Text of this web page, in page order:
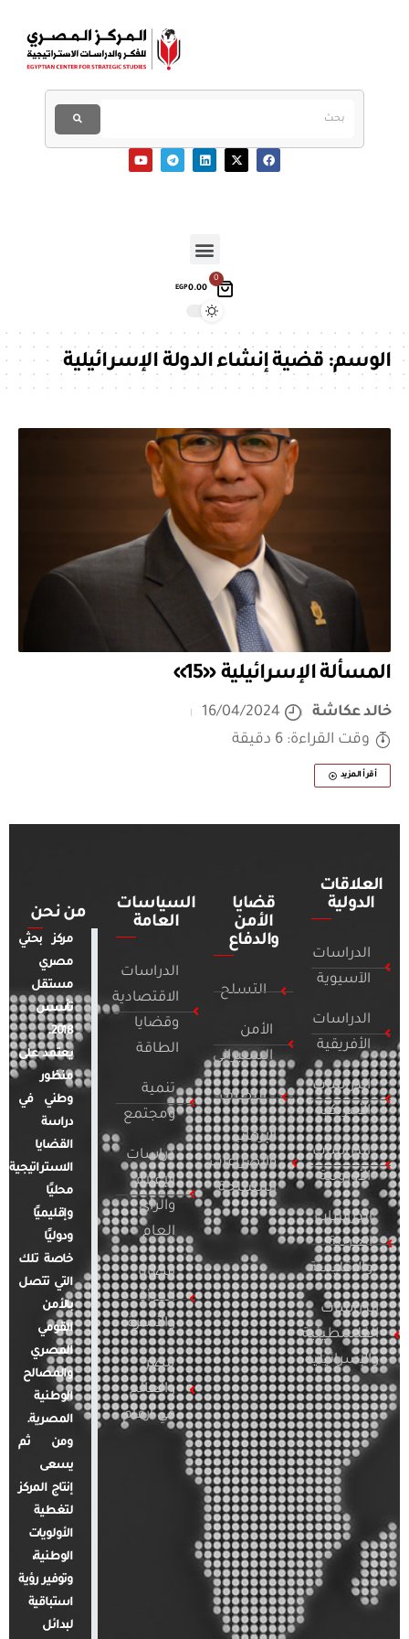
0
EGP0.00
الوسم:قضية إنشاء الدولة الإسرائيلية
المسألة الإسرائيلية «15»
خالد عكاشة
16/04/2024
وقت القراءة: 6 دقيقة
أقرأ المزيد
العلاقات
الدولية
الدراسات
الآسيوية
الدراسات
الأفريقية
الدراسات
الأمريكية
الدراسات
الأوروبية
الدراسات
العربية
والإقليمية
الدراسات
الفلسطينية
والإسرائيلية
قضايا
الأمن
والدفاع
التسلح
الأمن
السيبراني
التطرف
الإرهاب
والصراعات
المسلحة
السياسات
العامة
الدراسات
الاقتصادية
وقضايا
الطاقة
تنمية
ومجتمع
دراسات
الإعلام
والرأي
العام
قضايا
المرأة
والأسرة
مصر
والعالم
في أرقام
من نحن
مركز بحثي
مصري
مستقل
تأسس
2018.
يعتمد على
منظور
وطني في
دراسة
القضايا
الاستراتيجية
محليًا
وإقليميًا
ودوليًا
خاصة تلك
التي تتصل
بالأمن
القومي
المصري
والمصالح
الوطنية
المصرية.
ومن ثم
يسعى
إنتاج المركز
لتغطية
الأولويات
الوطنية،
وتوفير رؤية
استباقية
لبدائل